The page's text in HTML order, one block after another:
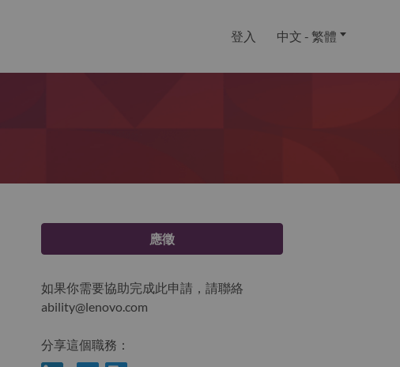
登入 中文 - 繁體
應徵
如果你需要協助完成此申請，請聯絡
ability@lenovo.com
分享這個職務：